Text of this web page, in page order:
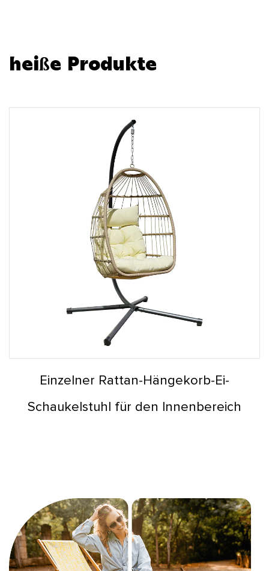
heiße Produkte
Einzelner Rattan-Hängekorb-Ei-
Schaukelstuhl für den Innenbereich